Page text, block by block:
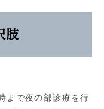
肢
まで夜の部診療を行